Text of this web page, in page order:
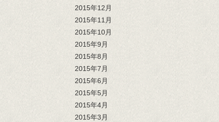
2015年12月
2015年11月
2015年10月
2015年9月
2015年8月
2015年7月
2015年6月
2015年5月
2015年4月
2015年3月